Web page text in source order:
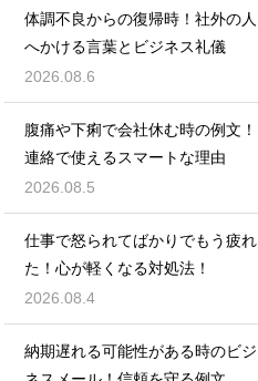
体調不良からの復帰時！社外の人
へかける言葉とビジネス礼儀
2026.08.6
腹痛や下痢で会社休む時の例文！
連絡で使えるスマートな理由
2026.08.5
仕事で怒られてばかりでもう疲れ
た！心が軽くなる対処法！
2026.08.4
納期遅れる可能性がある時のビジ